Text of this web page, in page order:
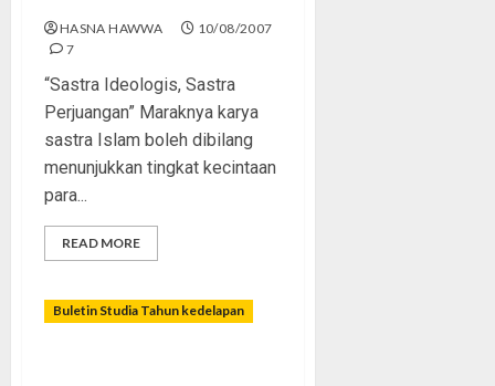
HASNA HAWWA
10/08/2007
7
“Sastra Ideologis, Sastra
Perjuangan” Maraknya karya
sastra Islam boleh dibilang
menunjukkan tingkat kecintaan
para...
READ MORE
Buletin Studia Tahun kedelapan